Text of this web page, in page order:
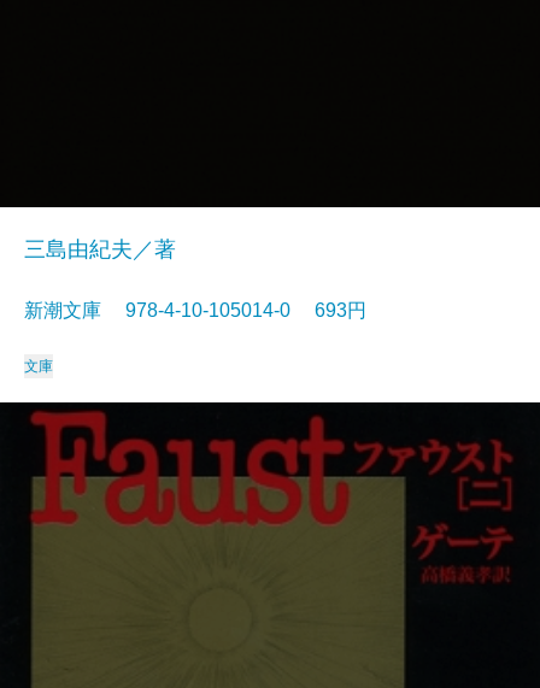
三島由紀夫／著
新潮文庫 978-4-10-105014-0 693円
文庫